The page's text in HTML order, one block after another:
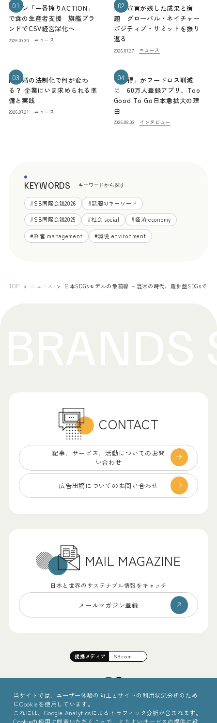
01
キリン「一番搾りACTION」
で食の生産者支援 旗艦ブラ
ンドでCSV経営深化へ
2026.07.30 ニュース
02
熊本宣言が残した成果と宿
題 グローバル・ネイチャー
ポジティブ・サミットを振り
返る
2026.07.27 ニュース
03
同性婚の法制化で何が変わ
る？ 企業にいま求められる準
備と実践
2026.07.21 ニュース
04
「お得」がフードロス削減
に 60万人登録アプリ、Too
Good To Go日本急拡大の理
由
2026.08.03 インタビュー
KEYWORDS キーワードから探す
#SB国際会議2026 #話題のキーワード
#SB国際会議2025 #社会 social #経済 economy
#経営 management #環境 environment
TOP ニュース 日本SDGsモデルの最前線 －混迷の時代、羅針盤SDGsで協
CONTACT
記事、サービス、 活動についてのお問
い合わせ
広告出稿についての お問い合わせ
MAIL MAGAZINE
日本と世界のサステナブル情報をキャッチ
メールマガジン登録
提携メディア SB.com
当サイトでは、ユーザー体験の向上とサイトの利用状況分析のため
にCookieを使用しています。
これには、Google Analyticsによるトラフィック分析が含まれます。
Cookieの使用に同意いただくことで、よりよいサービスの提供に役